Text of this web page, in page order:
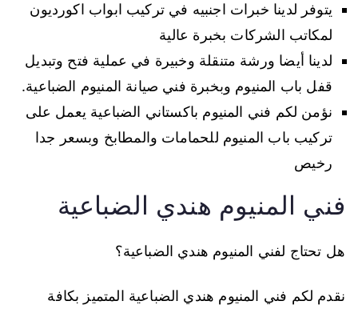
يتوفر لدينا خبرات اجنبيه في تركيب ابواب اكورديون
لمكاتب الشركات بخبرة عالية
لدينا أيضا ورشة متنقلة وخبيرة في عملية فتح وتبديل
قفل باب المنيوم وبخبرة فني صيانة المنيوم الضباعية.
نؤمن لكم فني المنيوم باكستاني الضباعية يعمل على
تركيب باب المنيوم للحمامات والمطابخ وبسعر جدا
رخيص
فني المنيوم هندي الضباعية
هل تحتاج لفني المنيوم هندي الضباعية؟
نقدم لكم فني المنيوم هندي الضباعية المتميز بكافة